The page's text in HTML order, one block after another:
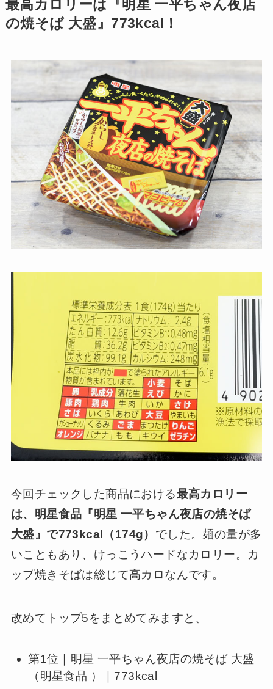
最高カロリーは『明星 一平ちゃん夜店
の焼そば 大盛』773kcal！
今回チェックした商品における最高カロリー
は、明星食品『明星 一平ちゃん夜店の焼そば
大盛』で773kcal（174g） でした。麺の量が多
いこともあり、けっこうハードなカロリー。カ
ップ焼きそばは総じて高カロなんです。
改めてトップ5をまとめてみますと、
第1位｜明星 一平ちゃん夜店の焼そば 大盛
（明星食品 ）｜773kcal